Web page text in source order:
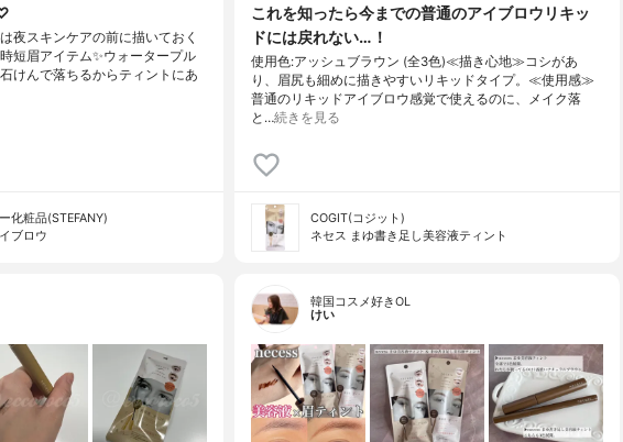
夜スキンケアの前に描いておく
短眉アイテム✨ウォータープル
けんで落ちるからティントにあ
化粧品(STEFANY)
ブロウ
これを知ったら今までの普通のアイブロウリキッ
ドには戻れない…！
使用色:アッシュブラウン (全3色)≪描き心地≫コシがあ
り、眉尻も細めに描きやすいリキッドタイプ。≪使用感≫
普通のリキッドアイブロウ感覚で使えるのに、メイク落
と…続きを見る
COGIT(コジット)
ネセス まゆ書き足し美容液ティント
韓国コスメ好きOL
けい